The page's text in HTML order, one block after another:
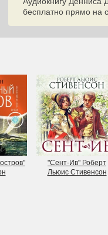
бесплатно прямо на
"Сент-Ив" Роберт
Льюис Стивенсон